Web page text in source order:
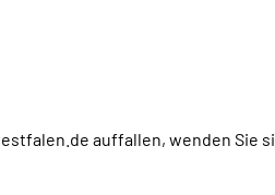
auffallen, wenden Sie